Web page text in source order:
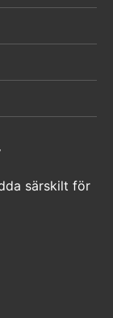
särskilt för